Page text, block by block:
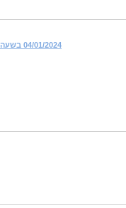
04/01/2024 בשעה 9:49 pm